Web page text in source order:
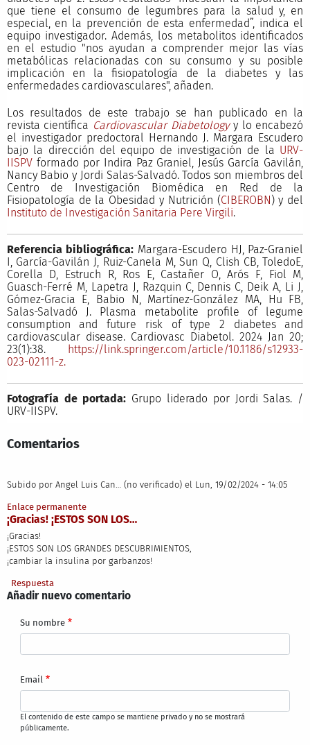
que tiene el consumo de legumbres para la salud y, en
especial, en la prevención de esta enfermedad”, indica el
equipo investigador. Además, los metabolitos identificados
en el estudio "nos ayudan a comprender mejor las vías
metabólicas relacionadas con su consumo y su posible
implicación en la fisiopatología de la diabetes y las
enfermedades cardiovasculares", añaden.
Los resultados de este trabajo se han publicado en la
revista científica Cardiovascular Diabetologyy lo encabezó
el investigador predoctoral Hernando J. Margara Escudero
bajo la dirección del equipo de investigación de la URV-
IISPVformado por Indira Paz Graniel, Jesús García Gavilán,
Nancy Babio y Jordi Salas-Salvadó. Todos son miembros del
Centro de Investigación Biomédica en Red de la
Fisiopatología de la Obesidad y Nutrición (CIBEROBN) y del
Instituto de Investigación Sanitaria Pere Virgili.
Referencia bibliográfica: Margara-Escudero HJ, Paz-Graniel
I, García-Gavilán J, Ruiz-Canela M, Sun Q, Clish CB, ToledoE,
Corella D, Estruch R, Ros E, Castañer O, Arós F, Fiol M,
Guasch-Ferré M, Lapetra J, Razquin C, Dennis C, Deik A, Li J,
Gómez-Gracia E, Babio N, Martínez-González MA, Hu FB,
Salas-Salvadó J. Plasma metabolite profile of legume
consumption and future risk of type 2 diabetes and
cardiovascular disease. Cardiovasc Diabetol. 2024 Jan 20;
23(1):38. https://link.springer.com/article/10.1186/s12933-
023-02111-z.
Fotografía de portada: Grupo liderado por Jordi Salas. /
URV-IISPV.
Comentarios
Subido por Angel Luis Can… (no verificado) el Lun, 19/02/2024 - 14:05
Enlace permanente
¡Gracias! ¡ESTOS SON LOS…
¡Gracias!
¡ESTOS SON LOS GRANDES DESCUBRIMIENTOS,
¡cambiar la insulina por garbanzos!
Respuesta
Añadir nuevo comentario
Su nombre
Email
El contenido de este campo se mantiene privado y no se mostrará
públicamente.